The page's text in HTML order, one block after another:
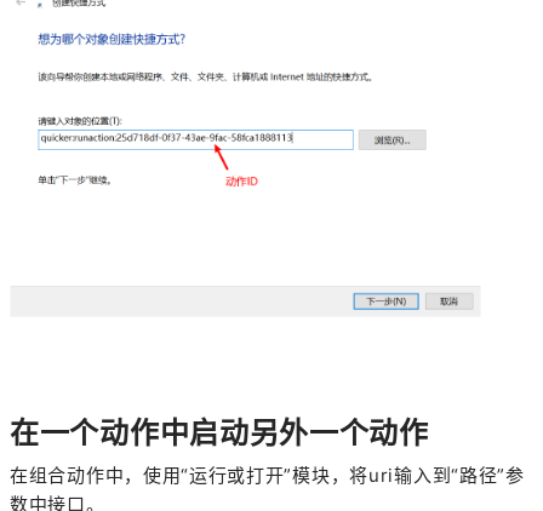
在一个动作中启动另外一个动作
在组合动作中，使用“运行或打开”模块，将uri输入到“路径”参
数中接口。